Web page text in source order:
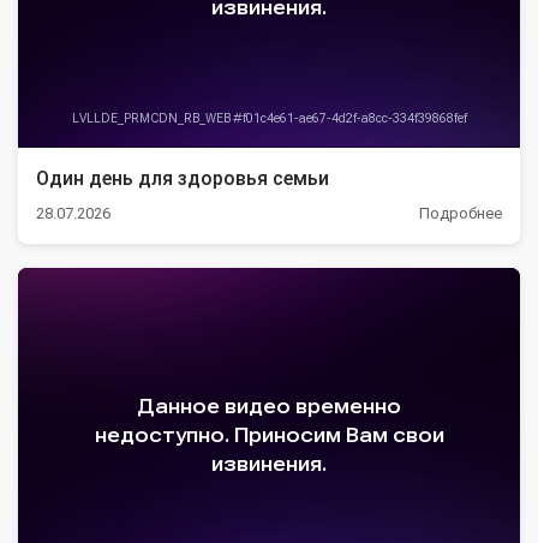
Один день для здоровья семьи
28.07.2026 Подробнее